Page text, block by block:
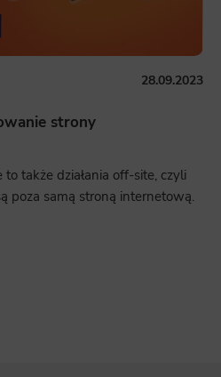
28.09.2023
strony
także działania off-site, czyli
poza samą stroną internetową.